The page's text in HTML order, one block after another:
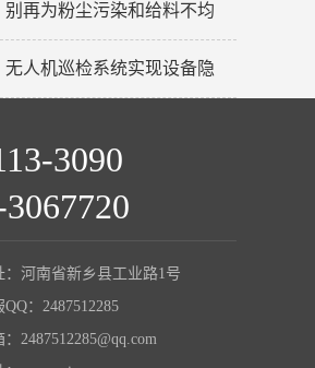
别再为粉尘污染和给料不均
无人机巡检系统实现设备隐
3090
：河南省新乡县工业路1号
QQ：2487512285
：2487512285@qq.com